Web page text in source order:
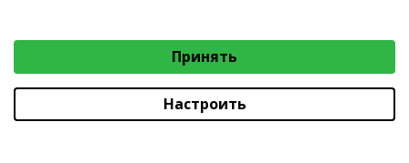
© 2026 Коммунальное консалтинговое унитарное предприятие
«Витебский областной центр маркетинга» - Все права защищены
авторским правом
Коммунальное консалтинговое унитарное предприятие «Витебский областной
Принять
Настроить